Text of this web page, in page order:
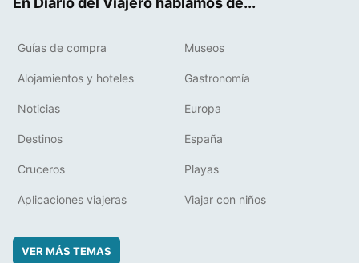
Guías de compra Museos
Alojamientos y hoteles Gastronomía
Noticias Europa
Destinos España
Cruceros Playas
Aplicaciones viajeras Viajar con niños
VER MÁS TEMAS